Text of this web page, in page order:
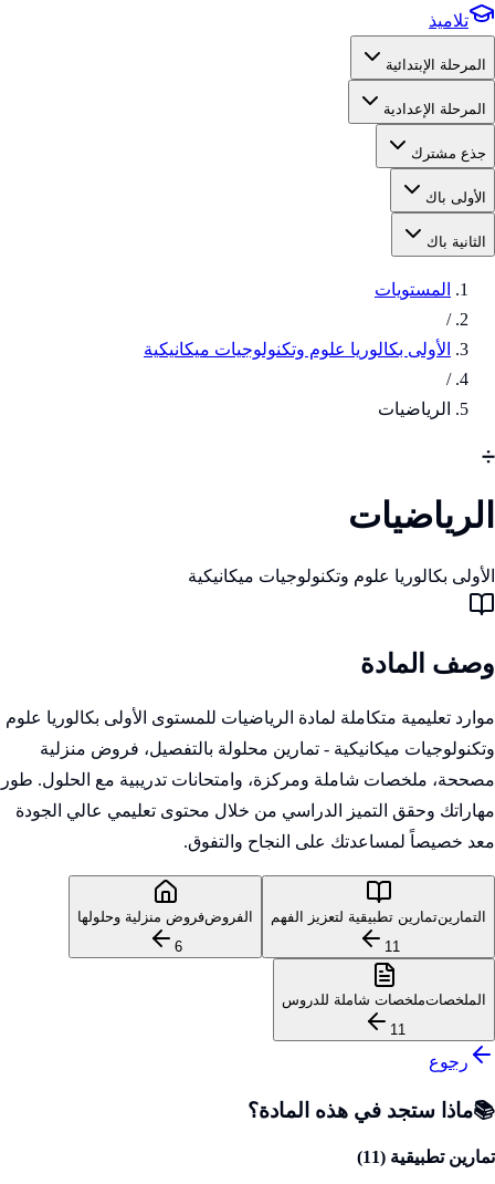
تلاميذ
المرحلة الإبتدائية
المرحلة الإعدادية
جذع مشترك
الأولى باك
الثانية باك
المستويات
/
الأولى بكالوريا علوم وتكنولوجيات ميكانيكية
/
الرياضيات
➗
الرياضيات
الأولى بكالوريا علوم وتكنولوجيات ميكانيكية
وصف المادة
موارد تعليمية متكاملة لمادة الرياضيات للمستوى الأولى بكالوريا علوم
وتكنولوجيات ميكانيكية - تمارين محلولة بالتفصيل، فروض منزلية
مصححة، ملخصات شاملة ومركزة، وامتحانات تدريبية مع الحلول. طور
مهاراتك وحقق التميز الدراسي من خلال محتوى تعليمي عالي الجودة
معد خصيصاً لمساعدتك على النجاح والتفوق.
التمارينتمارين تطبيقية لتعزيز الفهم
11
الفروضفروض منزلية وحلولها
6
الملخصاتملخصات شاملة للدروس
11
رجوع
📚ماذا ستجد في هذه المادة؟
تمارين تطبيقية (11
)